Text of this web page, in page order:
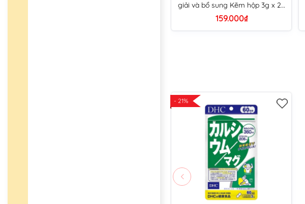
giải và bổ sung Kẽm hộp 3g x 22
gói
159.000₫
- 21%